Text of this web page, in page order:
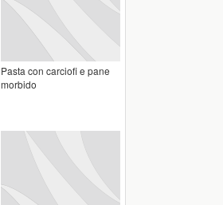
Pasta con carciofi e pane
morbido